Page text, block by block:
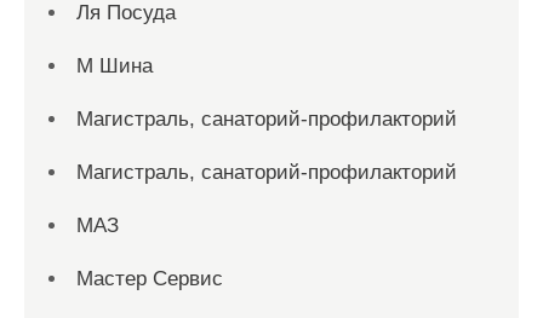
Ля Посуда
М Шина
Магистраль, санаторий-профилакторий
Магистраль, санаторий-профилакторий
МАЗ
Мастер Сервис